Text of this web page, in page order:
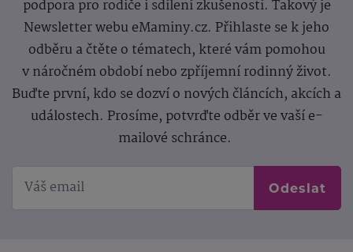
podpora pro rodiče i sdílení zkušeností. Takový je
Newsletter webu eMaminy.cz. Přihlaste se k jeho
odběru a čtěte o tématech, které vám pomohou
v náročném období nebo zpříjemní rodinný život.
Buďte první, kdo se dozví o nových článcích, akcích a
událostech. Prosíme, potvrďte odběr ve vaší e-
mailové schránce.
Odeslat